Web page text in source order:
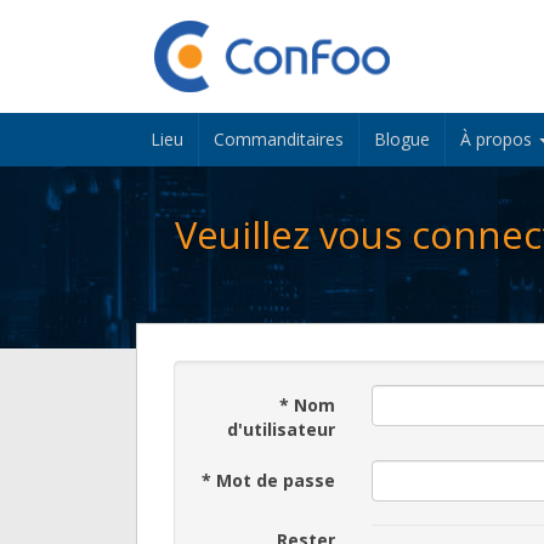
Lieu Commanditaires Blogue À propos
Veuillez vous
* Nom
d'utilisateur
* Mot de passe